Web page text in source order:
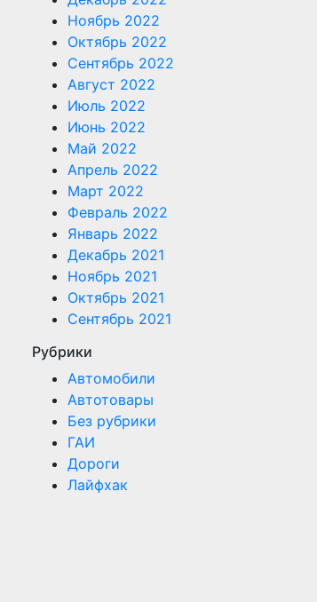
Ноябрь 2022
Октябрь 2022
Сентябрь 2022
Август 2022
Июль 2022
Июнь 2022
Май 2022
Апрель 2022
Март 2022
Февраль 2022
Январь 2022
Декабрь 2021
Ноябрь 2021
Октябрь 2021
Сентябрь 2021
Рубрики
Автомобили
Автотовары
Без рубрики
ГАИ
Дороги
Лайфхак